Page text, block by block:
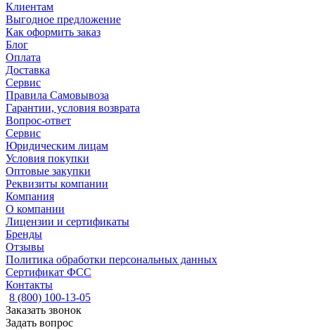
Клиентам
Выгодное предложение
Как оформить заказ
Блог
Оплата
Доставка
Сервис
Правила Самовывоза
Гарантии, условия возврата
Вопрос-ответ
Сервис
Юридическим лицам
Условия покупки
Оптовые закупки
Реквизиты компании
Компания
О компании
Лицензии и сертификаты
Бренды
Отзывы
Политика обработки персональных данных
Сертификат ФСС
Контакты
8 (800) 100-13-05
Заказать звонок
Задать вопрос